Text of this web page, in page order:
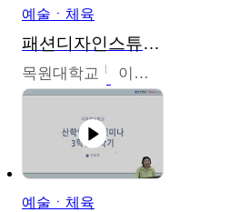
예술ㆍ체육
패션디자인스튜디오
목원대학교 이건희
예술ㆍ체육